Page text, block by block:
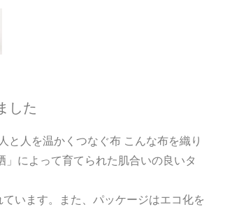
した
と人を温かくつなぐ布 こんな布を織り
によって育てられた肌合いの良いタ
います。また、パッケージはエコ化を